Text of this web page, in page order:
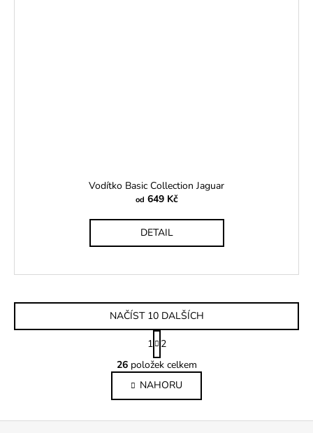
Vodítko Basic Collection Jaguar
od 649 Kč
DETAIL
O
v
l
á
d
NAČÍST 10 DALŠÍCH
S
t
r
á
n
k
1
2
26položek celkem
NAHORU